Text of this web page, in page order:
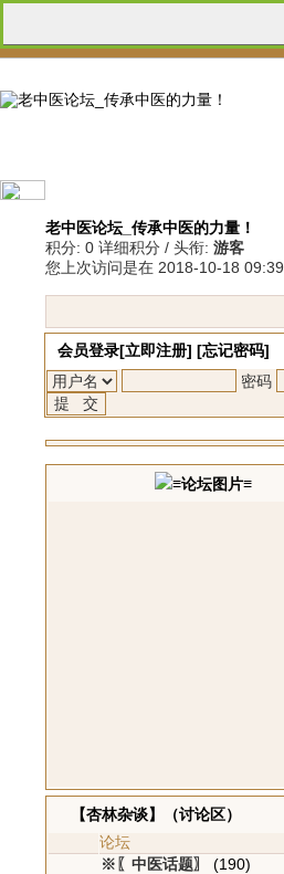
老中医论坛_传承中医的力量！
积分: 0 详细积分 / 头衔: 游客
您上次访问是在 2018-10-18 09:39
会员登录[立即注册] [忘记密码]
密码
≡论坛图片≡
【杏林杂谈】（讨论区）
论坛
※〖中医话题〗
(190)